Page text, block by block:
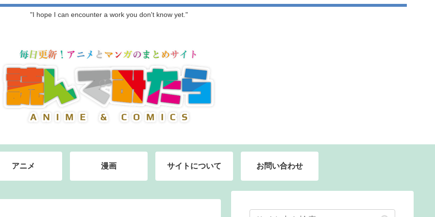
"I hope I can encounter a work you don't know yet."
アニメ 漫画 サイトについて お問い合わせ